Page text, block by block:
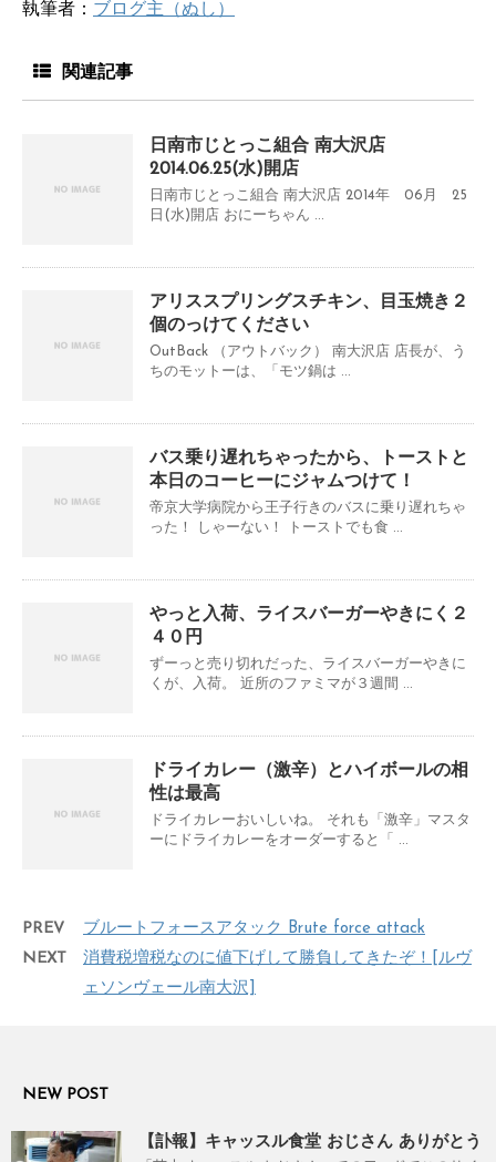
執筆者： ブログ主（ぬし）
関連記事
日南市じとっこ組合 南大沢店
2014.06.25(水)開店
日南市じとっこ組合 南大沢店 2014年 06月 25
日(水)開店 おにーちゃん ...
アリススプリングスチキン、目玉焼き２
個のっけてください
OutBack （アウトバック） 南大沢店 店長が、う
ちのモットーは、「モツ鍋は ...
バス乗り遅れちゃったから、トーストと
本日のコーヒーにジャムつけて！
帝京大学病院から王子行きのバスに乗り遅れちゃ
った！ しゃーない！ トーストでも食 ...
やっと入荷、ライスバーガーやきにく２
４０円
ずーっと売り切れだった、ライスバーガーやきに
くが、入荷。 近所のファミマが３週間 ...
ドライカレー（激辛）とハイボールの相
性は最高
ドライカレーおいしいね。 それも「激辛」マスタ
ーにドライカレーをオーダーすると「 ...
PREV
ブルートフォースアタック Brute force attack
NEXT
消費税増税なのに値下げして勝負してきたぞ！[ルヴ
ェソンヴェール南大沢]
NEW POST
【訃報】キャッスル食堂 おじさん ありがとう